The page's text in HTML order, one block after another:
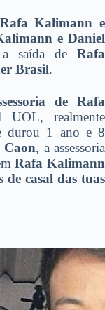
Rafa Kalimann e
e Daniel
saída de Rafa
Brasil.
de Rafa
realmente
durou 1 ano e 8
, a assessoria
Rafa Kalimann
de casal das tuas